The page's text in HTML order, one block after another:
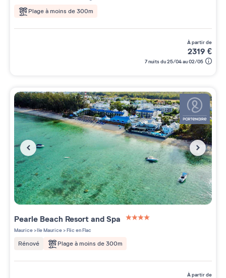
Plage à moins de 300m
à partir de
2319 €
7 nuits du 25/04 au 02/05
Pearle Beach Resort and Spa
Maurice>Ile Maurice>Flic en Flac
Rénové Plage à moins de 300m
à partir de